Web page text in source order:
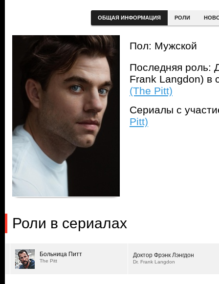
ОБЩАЯ ИНФОРМАЦИЯ РОЛИ
Пол: Мужской
Последняя роль:
Frank Langdon) в
(The Pitt)
Сериалы с
Pitt)
Роли в сериалах
Больница Питт
The Pitt
Доктор Фрэнк Лэнгдон
Dr. Frank Langdon